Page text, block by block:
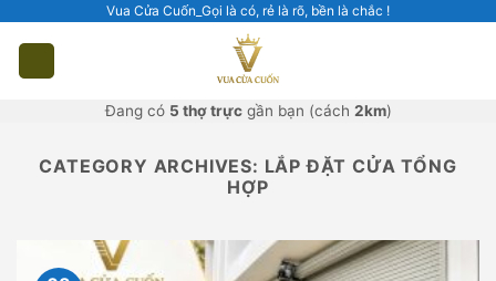
Vua Cửa Cuốn_Gọi là có, rẻ là rõ, bền là chắc !
Đang có 5 thợ trựcgần bạn (cách 2km)
CATEGORY ARCHIVES: LẮP ĐẶT CỬA TỔNG
HỢP